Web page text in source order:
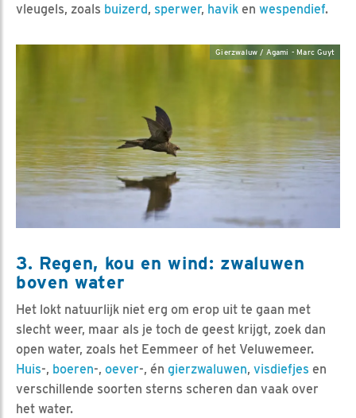
vleugels, zoals buizerd, sperwer, havik en wespendief.
Gierzwaluw / Agami - Marc Guyt
3. Regen, kou en wind: zwaluwen
boven water
Het lokt natuurlijk niet erg om erop uit te gaan met
slecht weer, maar als je toch de geest krijgt, zoek dan
open water, zoals het Eemmeer of het Veluwemeer.
Huis-, boeren-, oever-, én gierzwaluwen, visdiefjes en
verschillende soorten sterns scheren dan vaak over
het water.